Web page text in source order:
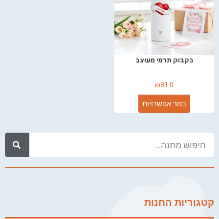
קטגוריות החנות
בקבוק תרמי מעוצב
₪81.0
בחר אפשרויות